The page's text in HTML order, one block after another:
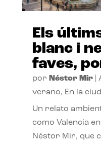
Els
blanc i
faves,
por Néstor Mir|
verano, En la
Un relato
como Valencia
Néstor Mir, que